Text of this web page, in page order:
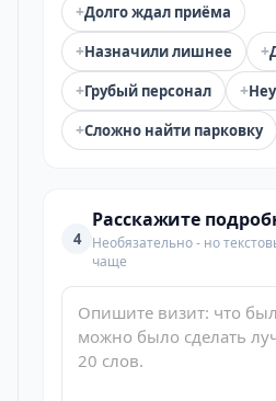
+Долго ждал приёма
+Назначили лишнее +
+Грубый персонал +
+Сложно найти парковку
4
Расскажите
Необязательно - но
чаще